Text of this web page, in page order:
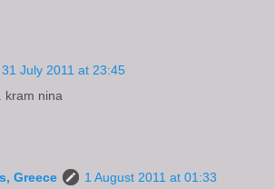
31 July 2011 at 23:45
kram nina
Greece
1 August 2011 at 01:33